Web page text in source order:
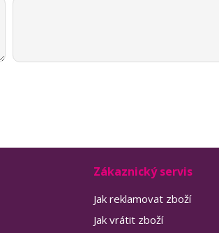
Zákaznický servis
Jak reklamovat zboží
Jak vrátit zboží